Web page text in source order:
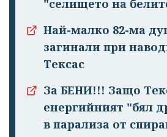
"селището на
Най-малко 82-ма
загинали при
Тексас
За БЕНИ!!! Защо
енергийният "бял
в парализа от